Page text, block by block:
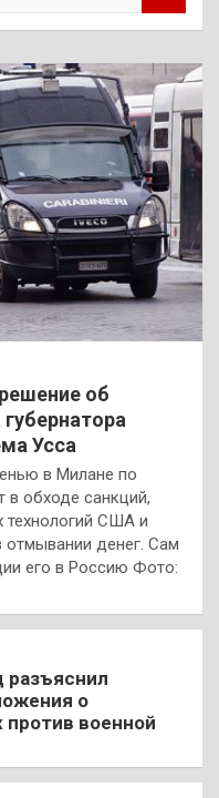
об
Усса
в Милане по
в обходе санкций,
технологий США и
отмывании денег. Сам
его в Россию Фото:
разъяснил
о
против военной